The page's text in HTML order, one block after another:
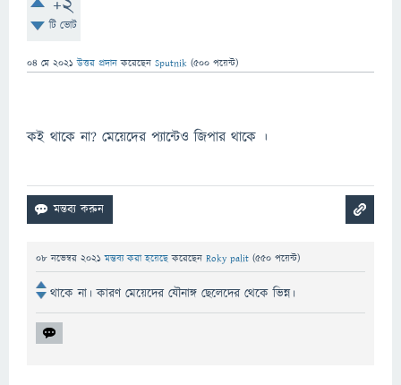
টি ভোট
04 মে 2021 উত্তর প্রদান করেছেন Sputnik (500 পয়েন্ট)
কই থাকে না? মেয়েদের প্যান্টেও জিপার থাকে ।
08 নভেম্বর 2021 মন্তব্য করা হয়েছেকরেছেন Roky palit (550 পয়েন্ট)
থাকে না। কারণ মেয়েদের যৌনাঙ্গ ছেলেদের থেকে ভিন্ন।